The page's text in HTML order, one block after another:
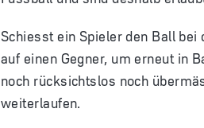
Schiesst ein Spieler den Ball
auf einen Gegner, um erneut in
noch rücksichtslos noch
weiterlaufen.